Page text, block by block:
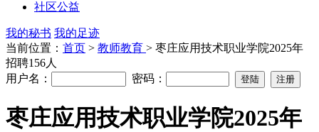
社区公益
我的秘书 我的足迹
当前位置： 首页 > 教师教育 > 枣庄应用技术职业学院2025年
招聘156人
用户名：
密码：
枣庄应用技术职业学院2025年